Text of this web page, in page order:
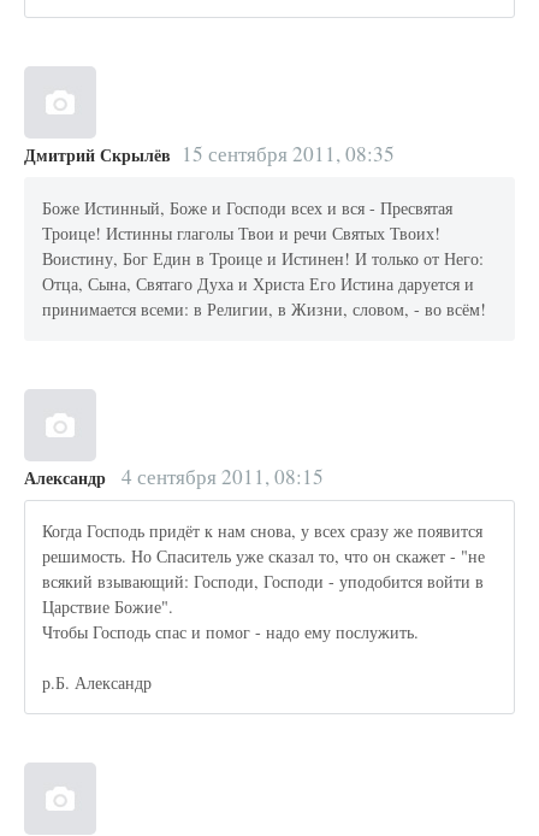
Дмитрий Скрылёв 15 сентября 2011, 08:35
Боже Истинный, Боже и Господи всех и вся - Пресвятая
Троице! Истинны глаголы Твои и речи Святых Твоих!
Воистину, Бог Един в Троице и Истинен! И только от Него:
Отца, Сына, Святаго Духа и Христа Его Истина даруется и
принимается всеми: в Религии, в Жизни, словом, - во всём!
Александр 4 сентября 2011, 08:15
Когда Господь придёт к нам снова, у всех сразу же появится
решимость. Но Спаситель уже сказал то, что он скажет - "не
всякий взывающий: Господи, Господи - уподобится войти в
Царствие Божие".
Чтобы Господь спас и помог - надо ему послужить.
р.Б. Александр